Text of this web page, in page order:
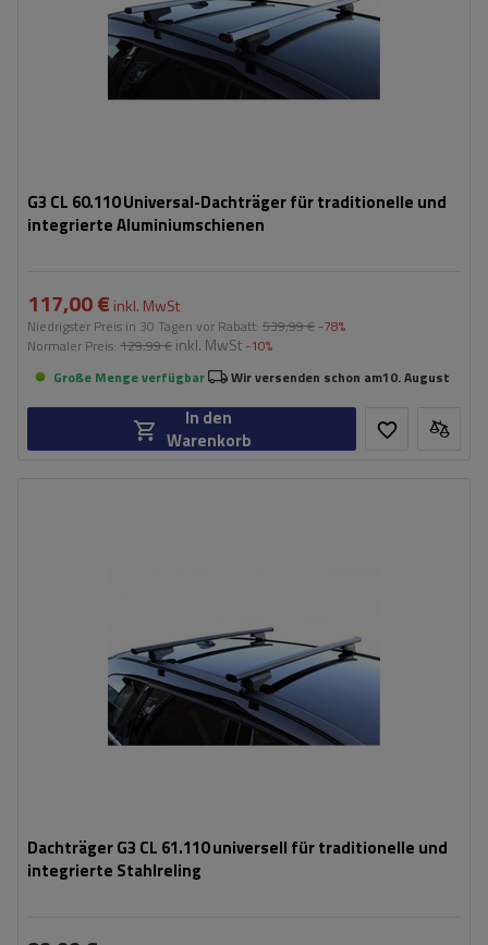
G3 CL 60.110 Universal-Dachträger für traditionelle und
integrierte Aluminiumschienen
117,00 € inkl. MwSt
Niedrigster Preis in 30 Tagen vor Rabatt: 539,99 € -78%
Normaler Preis: 129,99 € inkl. MwSt -10%
Große Menge verfügbar
Wir versenden schon am10. August
In den
Warenkorb
Dachträger G3 CL 61.110 universell für traditionelle und
integrierte Stahlreling